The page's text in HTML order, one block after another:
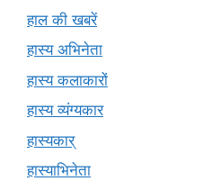
हाल की खबरें
हास्य अभिनेता
हास्य कलाकारों
हास्य व्यंग्यकार
हास्यकार्
हास्याभिनेता